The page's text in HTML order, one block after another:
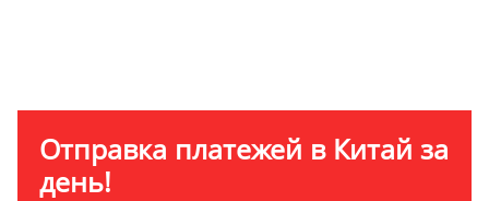
Отправка платежей в Китай за
день!